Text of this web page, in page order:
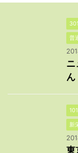
普
ん
新
東